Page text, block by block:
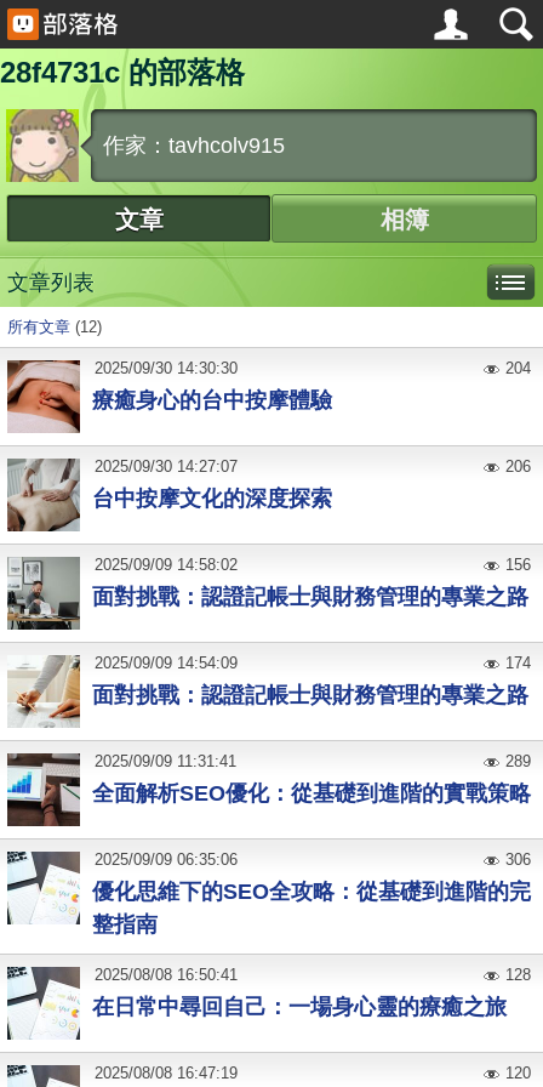
28f4731c 的部落格
作家：tavhcolv915
文章 相簿
文章列表
所有文章 (12)
療癒身心的台中按摩體驗
2025/09/30 14:30:30 204
台中按摩文化的深度探索
2025/09/30 14:27:07 206
面對挑戰：認證記帳士與財務管理的專業之路
2025/09/09 14:58:02 156
面對挑戰：認證記帳士與財務管理的專業之路
2025/09/09 14:54:09 174
全面解析SEO優化：從基礎到進階的實戰策略
2025/09/09 11:31:41 289
優化思維下的SEO全攻略：從基礎到進階的完
整指南
2025/09/09 06:35:06 306
在日常中尋回自己：一場身心靈的療癒之旅
2025/08/08 16:50:41 128
2025/08/08 16:47:19 120